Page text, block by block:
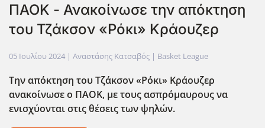
ΠΑΟΚ - Ανακοίνωσε την απόκτηση
του Τζάκσον «Ρόκι» Κράουζερ
05 Ιουλίου 2024 | Αναστάσης Κατσαβός | Basket League
Την απόκτηση του Τζάκσον «Ρόκι» Κράουζερ
ανακοίνωσε ο ΠΑΟΚ, με τους ασπρόμαυρους να
ενισχύονται στις θέσεις των ψηλών.